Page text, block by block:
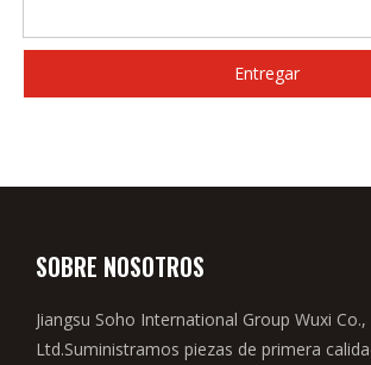
Entregar
SOBRE NOSOTROS
Jiangsu Soho International Group Wuxi Co.,
Ltd.Suministramos piezas de primera